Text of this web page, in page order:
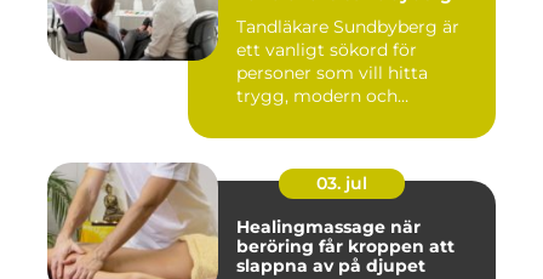
Tandläkare Sundbyberg är
ett vanligt sökord för
personer som vill hitta
trygg, modern och
03. jul
Healingmassage när
beröring får kroppen att
slappna av på djupet